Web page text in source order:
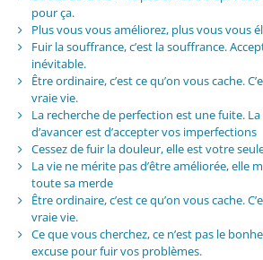
pour ça.
Plus vous vous améliorez, plus vous vous
Fuir la souffrance, c’est la souffrance.
inévitable.
Être ordinaire, c’est ce qu’on vous cache.
vraie vie.
La recherche de perfection est une fuite.
d’avancer est d’accepter vos imperfections
Cessez de fuir la douleur, elle est votre
La vie ne mérite pas d’être améliorée, elle
toute sa merde
Être ordinaire, c’est ce qu’on vous cache.
vraie vie.
Ce que vous cherchez, ce n’est pas le
excuse pour fuir vos problèmes.